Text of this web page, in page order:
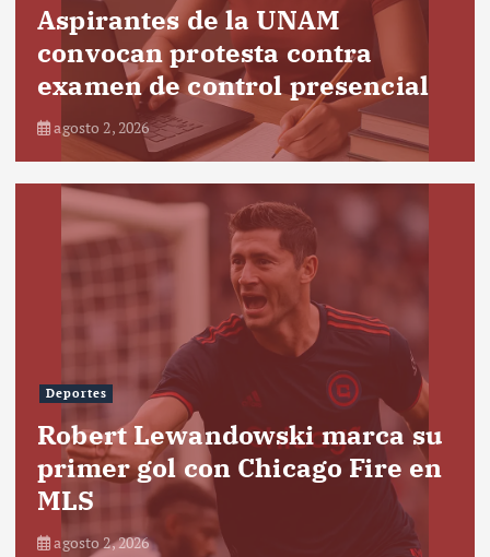
Aspirantes de la UNAM
convocan protesta contra
examen de control presencial
agosto 2, 2026
Deportes
Robert Lewandowski marca su
primer gol con Chicago Fire en
MLS
agosto 2, 2026